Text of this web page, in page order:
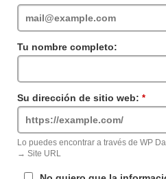
Tu nombre completo:
Su dirección de sitio web:
Lo puedes encontrar a través de WP
→ Site URL